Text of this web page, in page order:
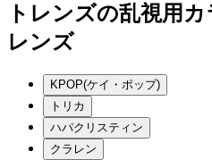
トレンズの乱視用
レンズ